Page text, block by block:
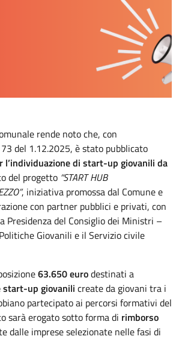
rende noto che, con
del 1.12.2025, è stato pubblicato
l’individuazione di start-up giovanili da
del progetto “START HUB
, iniziativa promossa dal Comune e
con partner pubblici e privati, con
Presidenza del Consiglio dei Ministri –
Giovanili e il Servizio civile
63.650 eurodestinati a
start-up giovanili create da giovani tra i
partecipato ai percorsi formativi del
sarà erogato sotto forma di rimborso
dalle imprese selezionate nelle fasi di